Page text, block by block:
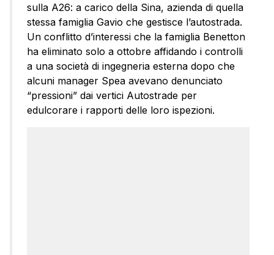
sulla A26: a carico della Sina, azienda di quella
stessa famiglia Gavio che gestisce l’autostrada.
Un conflitto d’interessi che la famiglia Benetton
ha eliminato solo a ottobre affidando i controlli
a una società di ingegneria esterna dopo che
alcuni manager Spea avevano denunciato
“pressioni” dai vertici Autostrade per
edulcorare i rapporti delle loro ispezioni.